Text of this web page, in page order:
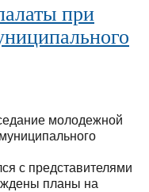
при
молодежной
с представителями
планы на